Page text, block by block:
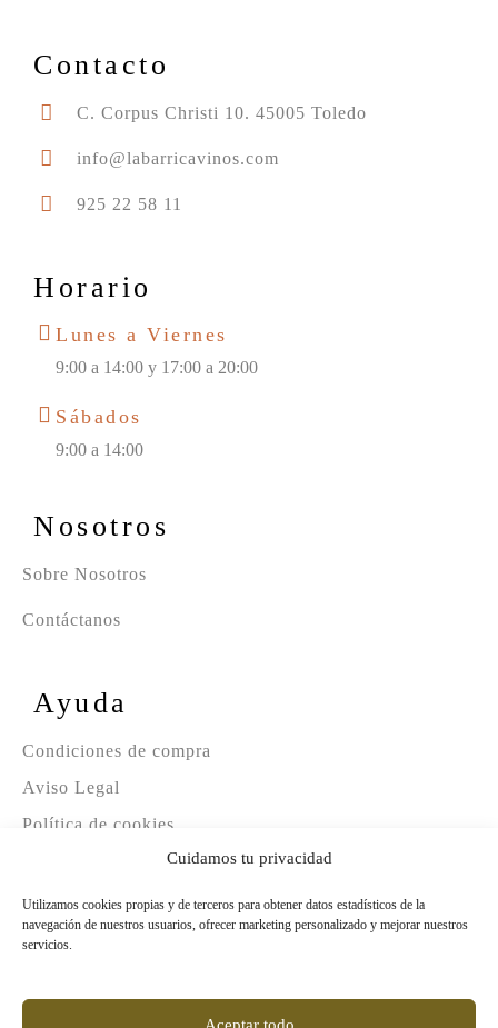
Cuidamos tu privacidad
Utilizamos cookies propias y de terceros para obtener datos estadísticos de la
navegación de nuestros usuarios, ofrecer marketing personalizado y mejorar nuestros
servicios.
Aceptar todo
Contacto
C. Corpus Christi 10. 45005 Toledo
info@labarricavinos.com
925 22 58 11
Horario
Lunes a Viernes
9:00 a 14:00 y 17:00 a 20:00
Sábados
9:00 a 14:00
Nosotros
Sobre Nosotros
Contáctanos
Ayuda
Condiciones de compra
Aviso Legal
Política de cookies
Política de privacidad
© Copyright La Barrica Vinos